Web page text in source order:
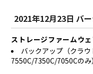
2021年12月23日 バ
ストレージファームウ
バックアップ（クラ
7550C/7350C/7050Cのみ